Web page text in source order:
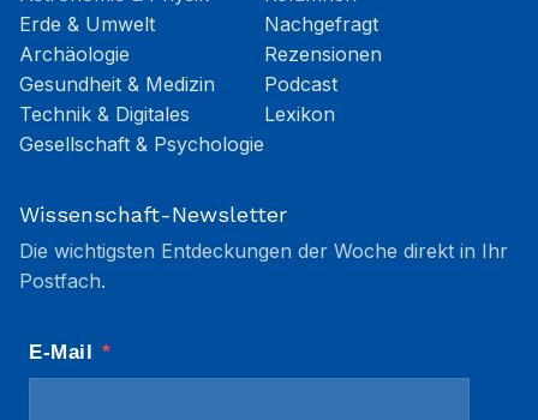
Erde & Umwelt
Archäologie
Gesundheit & Medizin
Technik & Digitales
Gesellschaft & Psychologie
Nachgefragt
Rezensionen
Podcast
Lexikon
Wissenschaft-Newsletter
Die wichtigsten Entdeckungen der Woche direkt in Ihr
Postfach.